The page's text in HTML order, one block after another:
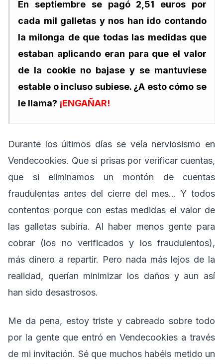
En septiembre se pagó 2,51 euros por
cada mil galletas y nos han ido contando
la milonga de que todas las medidas que
estaban aplicando eran para que el valor
de la cookie no bajase y se mantuviese
estable o incluso subiese. ¿A esto cómo se
le llama? ¡ENGAÑAR!
Durante los últimos días se veía nerviosismo en
Vendecookies. Que si prisas por verificar cuentas,
que si eliminamos un montón de cuentas
fraudulentas antes del cierre del mes… Y todos
contentos porque con estas medidas el valor de
las galletas subiría. Al haber menos gente para
cobrar (los no verificados y los fraudulentos),
más dinero a repartir. Pero nada más lejos de la
realidad, querían minimizar los daños y aun así
han sido desastrosos.
Me da pena, estoy triste y cabreado sobre todo
por la gente que entró en Vendecookies a través
de mi invitación. Sé que muchos habéis metido un